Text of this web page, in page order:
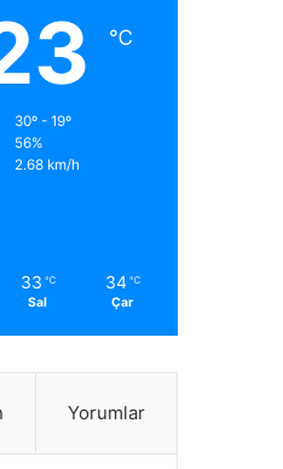
℃
30º - 19º
56%
2.68 km/h
33 ℃
Sal
34 ℃
Çar
Yorumlar